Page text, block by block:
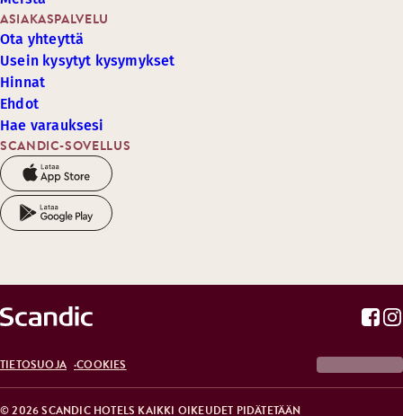
SCANDIC-SOVELLUS
ASIAKASPALVELU
Ota yhteyttä
Usein kysytyt kysymykset
Hinnat
Ehdot
Hae varauksesi
© 2026 SCANDIC HOTELS KAIKKI OIKEUDET PIDÄTETÄÄN
TIETOSUOJA COOKIES